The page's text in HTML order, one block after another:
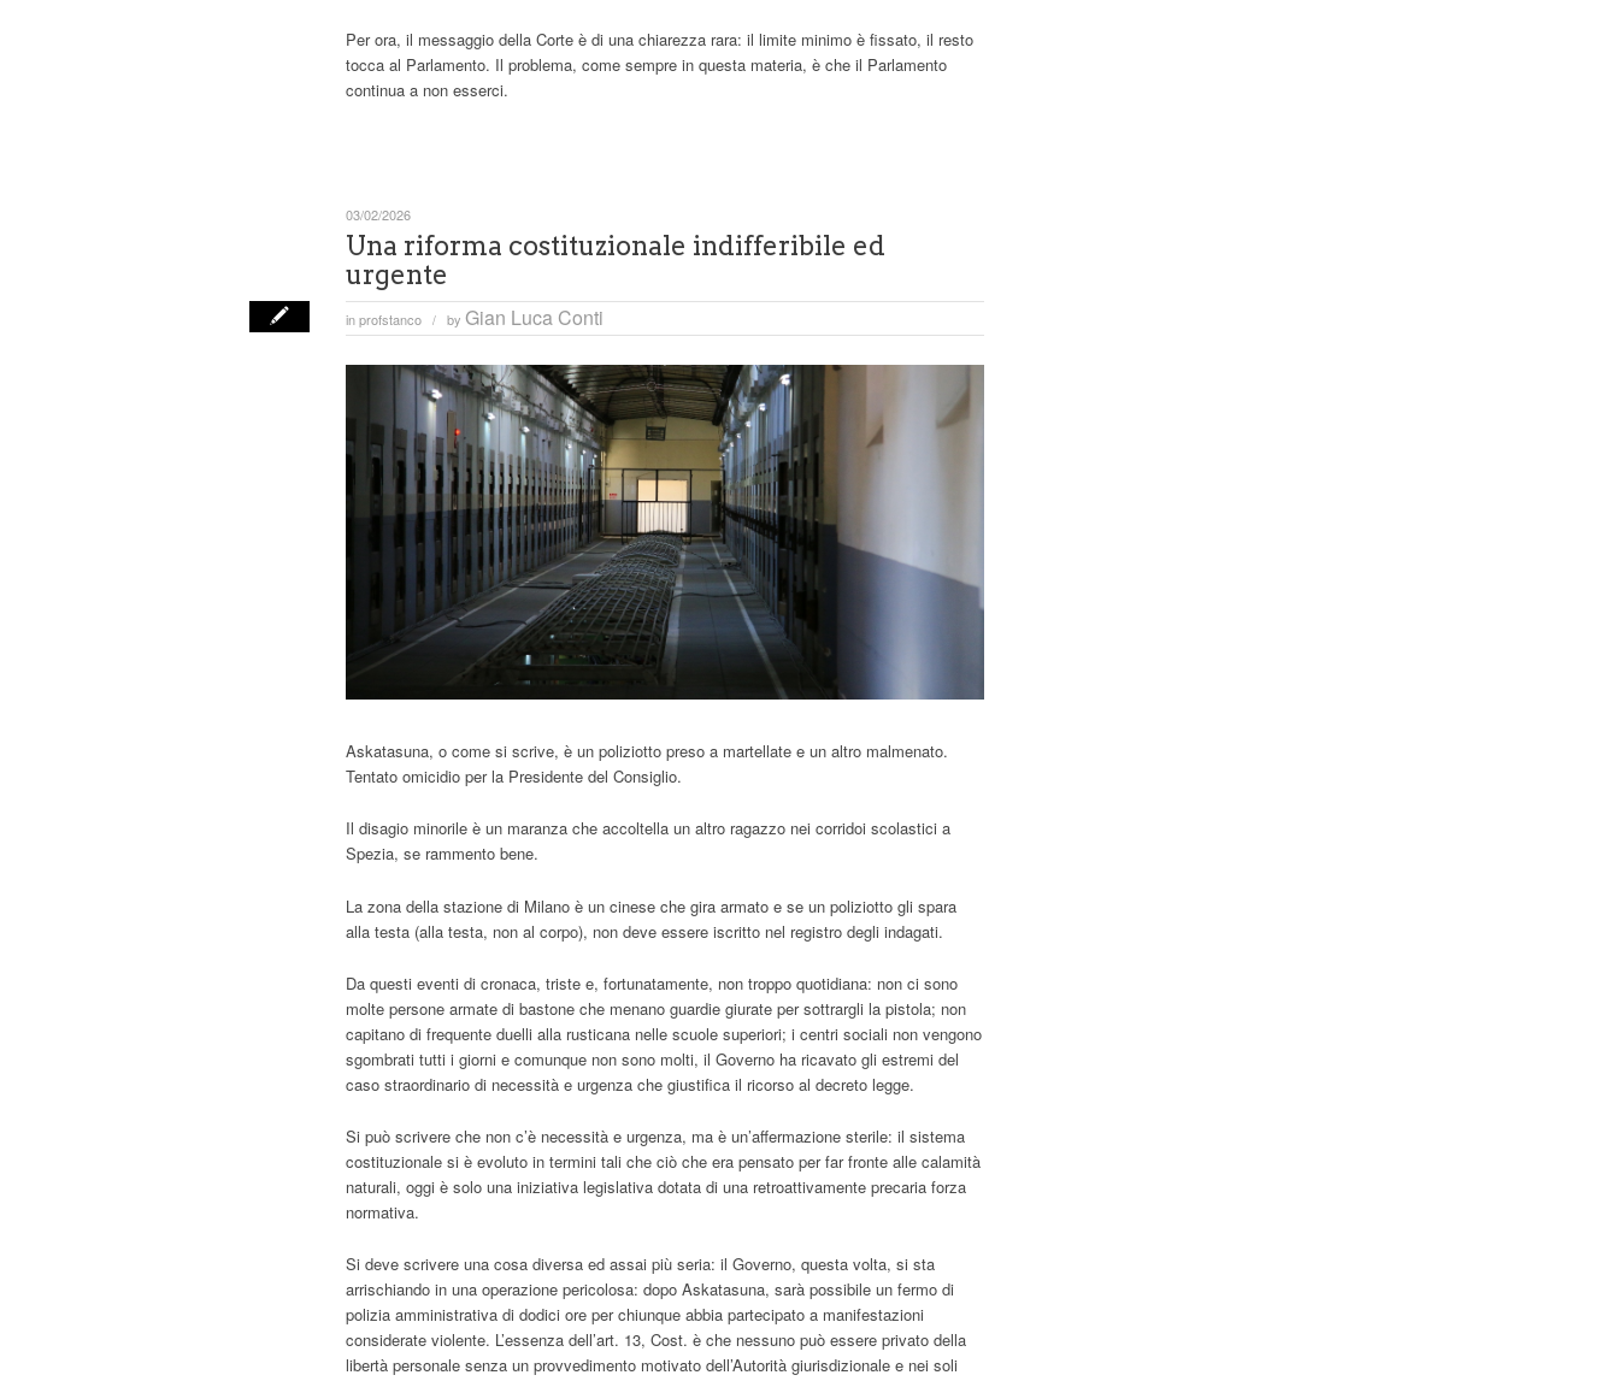
Per ora, il messaggio della Corte è di una chiarezza rara: il limite minimo è fissato, il resto
tocca al Parlamento. Il problema, come sempre in questa materia, è che il Parlamento
continua a non esserci.
Una riforma costituzionale indifferibile ed
urgente
inprofstanco / by Gian Luca Conti
03/02/2026
Askatasuna, o come si scrive, è un poliziotto preso a martellate e un altro malmenato.
Tentato omicidio per la Presidente del Consiglio.
Il disagio minorile è un maranza che accoltella un altro ragazzo nei corridoi scolastici a
Spezia, se rammento bene.
La zona della stazione di Milano è un cinese che gira armato e se un poliziotto gli spara
alla testa (alla testa, non al corpo), non deve essere iscritto nel registro degli indagati.
Da questi eventi di cronaca, triste e, fortunatamente, non troppo quotidiana: non ci sono
molte persone armate di bastone che menano guardie giurate per sottrargli la pistola; non
capitano di frequente duelli alla rusticana nelle scuole superiori; i centri sociali non vengono
sgombrati tutti i giorni e comunque non sono molti, il Governo ha ricavato gli estremi del
caso straordinario di necessità e urgenza che giustifica il ricorso al decreto legge.
Si può scrivere che non c’è necessità e urgenza, ma è un’affermazione sterile: il sistema
costituzionale si è evoluto in termini tali che ciò che era pensato per far fronte alle calamità
naturali, oggi è solo una iniziativa legislativa dotata di una retroattivamente precaria forza
normativa.
Si deve scrivere una cosa diversa ed assai più seria: il Governo, questa volta, si sta
arrischiando in una operazione pericolosa: dopo Askatasuna, sarà possibile un fermo di
polizia amministrativa di dodici ore per chiunque abbia partecipato a manifestazioni
considerate violente. L’essenza dell’art. 13, Cost. è che nessuno può essere privato della
libertà personale senza un provvedimento motivato dell’Autorità giurisdizionale e nei soli